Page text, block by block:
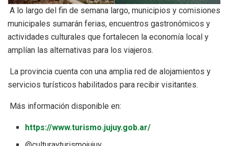
A lo largo del fin de semana largo, municipios y comisiones
municipales sumarán ferias, encuentros gastronómicos y
actividades culturales que fortalecen la economía local y
amplían las alternativas para los viajeros.
La provincia cuenta con una amplia red de alojamientos y
servicios turísticos habilitados para recibir visitantes.
Más información disponible en:
https://www.turismo.jujuy.gob.ar/